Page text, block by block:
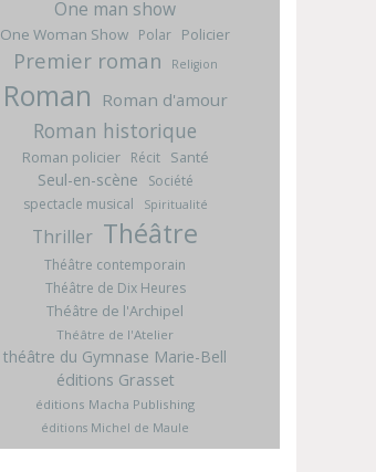
One man show
One Woman Show Polar Policier
Premier roman Religion
Roman Roman d'amour
Roman historique
Roman policier Récit Santé
Seul-en-scène
Société
spectacle musical
Spiritualité
Thriller Théâtre
Théâtre contemporain
Théâtre de Dix Heures
Théâtre de l'Archipel
Théâtre de l'Atelier
théâtre du Gymnase Marie-Bell
éditions Grasset
éditions Macha Publishing
éditions Michel de Maule